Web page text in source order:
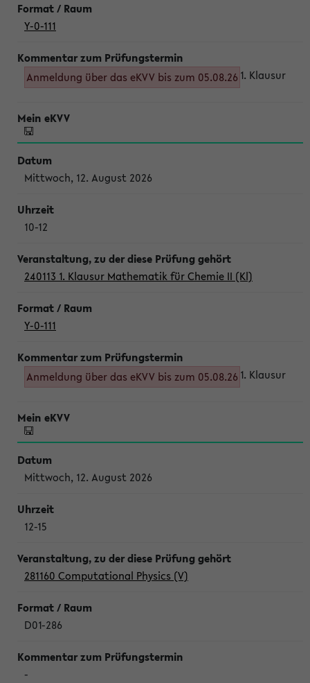
Y-0-111
Anmeldung über das eKVV bis zum 05.08.26 1. Klausur
Mittwoch, 12. August 2026
10-12
240113 1. Klausur Mathematik für Chemie II (Kl)
Y-0-111
Anmeldung über das eKVV bis zum 05.08.26 1. Klausur
Mittwoch, 12. August 2026
12-15
281160 Computational Physics (V)
D01-286
-